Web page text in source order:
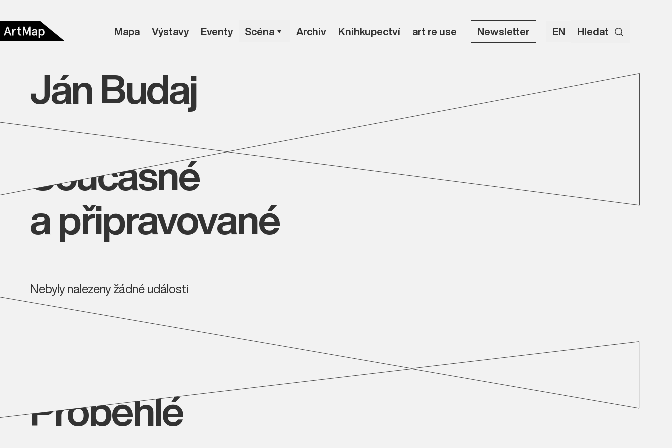
Mapa Výstavy Eventy Scéna Archiv Knihkupectví art re use Newsletter EN Hledat
Ján Budaj
Současné
a připravované
Nebyly nalezeny žádné události
Proběhlé